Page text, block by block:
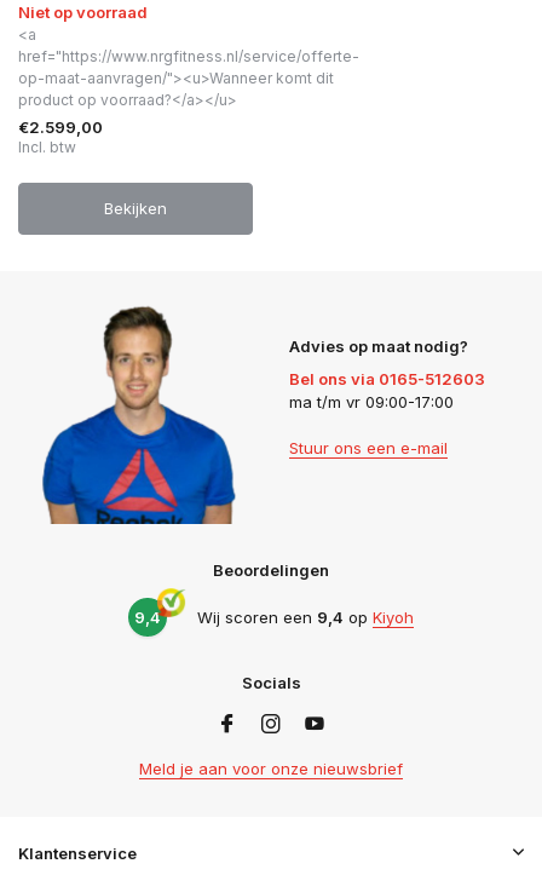
Niet op voorraad
<a
href="https://www.nrgfitness.nl/service/offerte-
op-maat-aanvragen/"><u>Wanneer komt dit
product op voorraad?</a></u>
€2.599,00
Incl. btw
Bekijken
Advies op maat nodig?
Bel ons via 0165-512603
ma t/m vr 09:00-17:00
Stuur ons een e-mail
Beoordelingen
9,4 Wij scoren een 9,4 op Kiyoh
Socials
Meld je aan voor onze nieuwsbrief
Klantenservice